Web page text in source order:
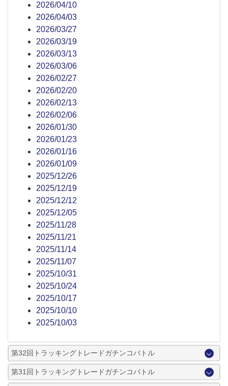
2026/04/10
2026/04/03
2026/03/27
2026/03/19
2026/03/13
2026/03/06
2026/02/27
2026/02/20
2026/02/13
2026/02/06
2026/01/30
2026/01/23
2026/01/16
2026/01/09
2025/12/26
2025/12/19
2025/12/12
2025/12/05
2025/11/28
2025/11/21
2025/11/14
2025/11/07
2025/10/31
2025/10/24
2025/10/17
2025/10/10
2025/10/03
第32回トラッキングトレードガチンコバトル
第31回トラッキングトレードガチンコバトル